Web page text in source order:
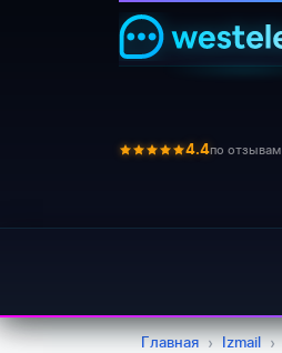
4.4по отзывам
Главная › Izmail ›